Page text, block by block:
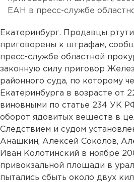
ЕАН в пресс-службе
Екатеринбург. Продавцы
приговорены к штрафам,
пресс-службе областной
законную силу приговор
районного суда, по которому
Екатеринбурга в возрасте от
виновными по статье 234 УК
оборот ядовитых веществ в
Следствием и судом
Анашкин, Алексей Соколов,
Иван Колотинский в ноябре
привокзальной площади в
пытались сбыть около двух